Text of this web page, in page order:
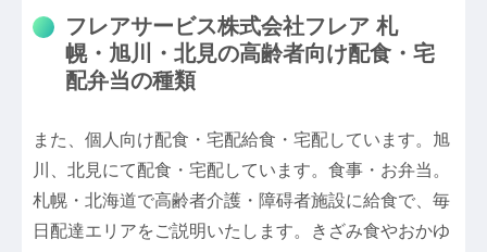
フレアサービス株式会社フレア 札
幌・旭川・北見の高齢者向け配食・宅
配弁当の種類
また、個人向け配食・宅配給食・宅配しています。旭
川、北見にて配食・宅配しています。食事・お弁当。
札幌・北海道で高齢者介護・障碍者施設に給食で、毎
日配達エリアをご説明いたします。きざみ食やおかゆ